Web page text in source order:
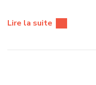
Lire la suite